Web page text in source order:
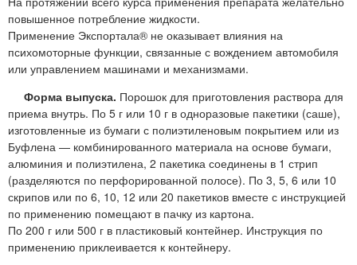
повышенное потребление жидкости.
Применение Экспортала® не оказывает влияния на
психомоторные функции, связанные с вождением автомобиля
или управлением машинами и механизмами.
Форма выпуска. Порошок для приготовления раствора для
приема внутрь. По 5 г или 10 г в одноразовые пакетики (саше),
изготовленные из бумаги с полиэтиленовым покрытием или из
Буфлена — комбинированного материала на основе бумаги,
алюминия и полиэтилена, 2 пакетика соединены в 1 стрип
(разделяются по перфорированной полосе). По 3, 5, 6 или 10
скрипов или по 6, 10, 12 или 20 пакетиков вместе с инструкцией
по применению помещают в пачку из картона.
По 200 г или 500 г в пластиковый контейнер. Инструкция по
применению приклеивается к контейнеру.